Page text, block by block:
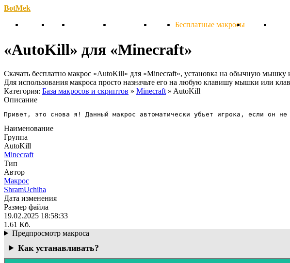
BotMek
Скачать
Обзор Обновления Инструкция Статьи Бесплатные макросы Тарифы
«AutoKill» для «Minecraft»
Скачать бесплатно макрос «AutoKill» для «Minecraft», установка на обычную мышку
Для использования макроса просто назначьте его на любую клавишу мышки или
Категория: База макросов и скриптов » Minecraft » AutoKill
Описание
Привет, это снова я! Данный макрос автоматически убьет игрока, если он
Наименование
Группа
AutoKill
Minecraft
Тип
Автор
Макрос
ShramUchiha
Дата изменения
Размер файла
19.02.2025 18:58:33
1.61 Кб.
Предпросмотр макроса
Как устанавливать?